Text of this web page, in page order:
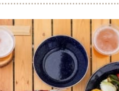
ま切れ
ひき肉
味付け肉
・ホルモン
レトルト